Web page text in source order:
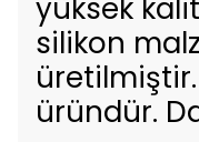
yüksek
silikon
üründür.